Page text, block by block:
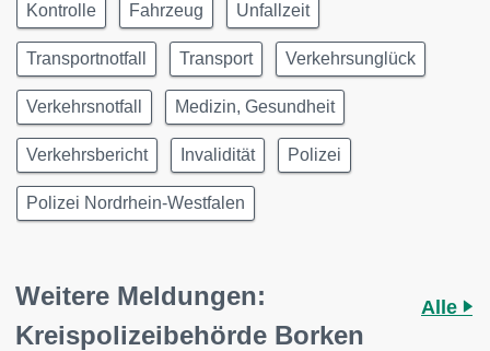
Kontrolle Fahrzeug Unfallzeit
Transportnotfall Transport Verkehrsunglück
Verkehrsnotfall Medizin, Gesundheit
Verkehrsbericht Invalidität Polizei
Polizei Nordrhein-Westfalen
Weitere Meldungen:
Kreispolizeibehörde Borken
Alle